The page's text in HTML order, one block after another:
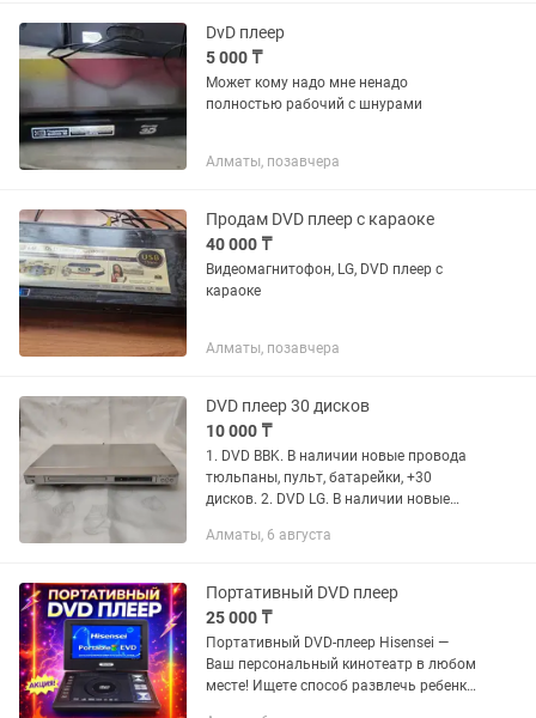
DvD плеер
5 000 ₸
Может кому надо мне ненадо
полностью рабочий с шнурами
Алматы, позавчера
Продам DVD плеер с караоке
40 000 ₸
Видеомагнитофон, LG, DVD плеер с
караоке
Алматы, позавчера
DVD плеер 30 дисков
10 000 ₸
1. DVD BBK. В наличии новые провода
тюльпаны, пульт, батарейки, +30
дисков. 2. DVD LG. В наличии новые
+30 дисков. 3. DVD BBK. В наличии
Алматы, 6 августа
Портативный DVD плеер
25 000 ₸
Портативный DVD-плеер Hisensei —
Ваш персональный кинотеатр в любом
месте! Ищете способ развлечь ребенка